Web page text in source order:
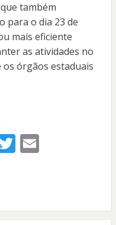
também
para o dia 23 de
mais eficiente
as atividades no
os órgãos estaduais
T E